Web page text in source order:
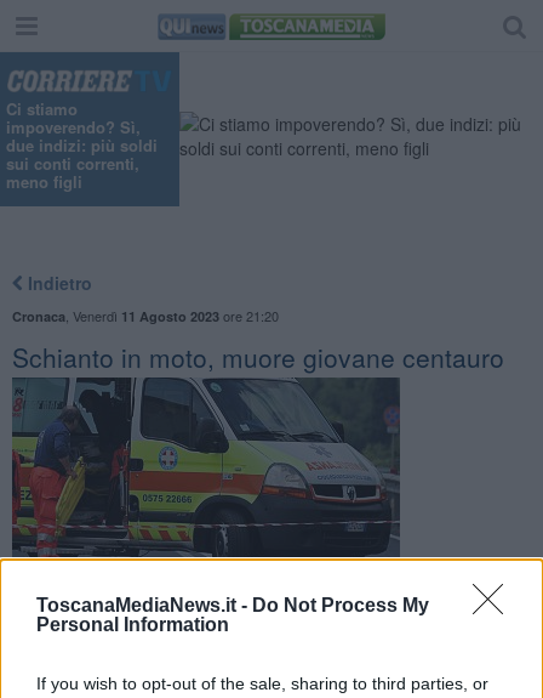
ToscanaMediaNews.it - Do Not Process My
Personal Information
If you wish to opt-out of the sale, sharing to third parties, or
Ci stiamo
impoverendo? Sì,
due indizi: più soldi
sui conti correnti,
meno figli
Indietro
Cronaca Venerdì 11 Agosto 2023ore 21:20
Schianto in moto, muore giovane centauro
Sul posto sono intervenuti i sanitari dell'emergenza urgenza.